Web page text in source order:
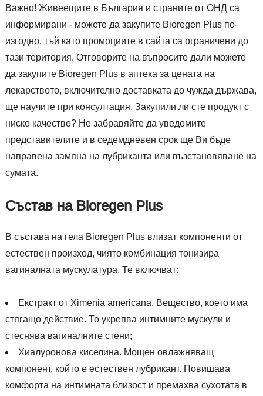
Важно! Живеещите в България и страните от ОНД са
информирани - можете да закупите Bioregen Plus по-
изгодно, тъй като промоциите в сайта са ограничени до
тази територия. Отговорите на въпросите дали можете
да закупите Bioregen Plus в аптека за цената на
лекарството, включително доставката до чужда държава,
ще научите при консултация. Закупили ли сте продукт с
ниско качество? Не забравяйте да уведомите
представителите и в седемдневен срок ще Ви бъде
направена замяна на лубриканта или възстановяване на
сумата.
Състав на Bioregen Plus
В състава на гела Bioregen Plus влизат компоненти от
естествен произход, чиято комбинация тонизира
вагиналната мускулатура. Те включват:
Екстракт от Ximenia americana. Вещество, което има
стягащо действие. То укрепва интимните мускули и
стеснява вагиналните стени;
Хиалуронова киселина. Мощен овлажняващ
компонент, който е естествен лубрикант. Повишава
комфорта на интимната близост и премахва сухотата в